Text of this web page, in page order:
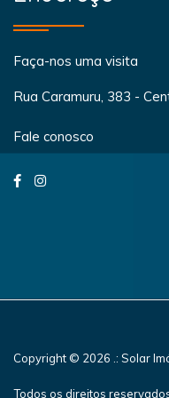
Faça-nos uma visita
Rua Caramuru, 383 -
Fale conosco
Copyright © 2026 .: Solar
Todos os direitos